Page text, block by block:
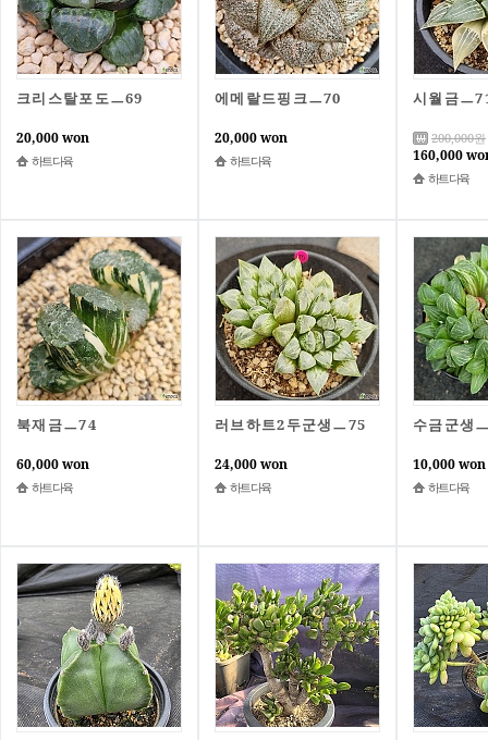
크리스탈포도ㅡ69
20,000 won
하트다육
에메랄드핑크ㅡ70
20,000 won
하트다육
시월금ㅡ
200,000원
160,000
하트다육
북재금ㅡ74
60,000 won
하트다육
러브하트2두군생ㅡ75
24,000 won
하트다육
수금군생
10,000 won
하트다육